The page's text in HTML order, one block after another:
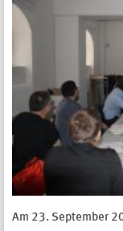
Am 23. September